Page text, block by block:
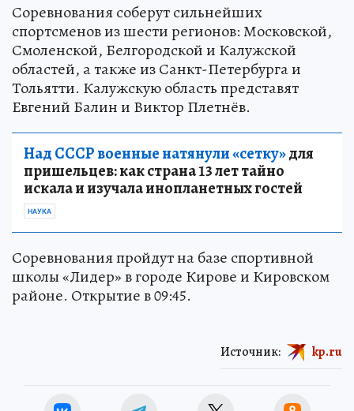
Соревнования соберут сильнейших
спортсменов из шести регионов: Московской,
Смоленской, Белгородской и Калужской
областей, а также из Санкт-Петербурга и
Тольятти. Калужскую область представят
Евгений Балин и Виктор Плетнёв.
Над СССР военные натянули «сетку»для
пришельцев: как страна 13 лет тайно
искала и изучала инопланетных гостей
НАУКА
Соревнования пройдут на базе спортивной
школы «Лидер» в городе Кирове и Кировском
районе. Открытие в 09:45.
Источник: kp.ru